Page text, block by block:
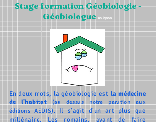
Stage formation Géobiologie -
Géobiologue Avignon
En deux mots, la géobiologie est la médecine
de l'habitat (au dessus notre parution aux
éditions AEDIS). Il s'agit d'un art plus que
millénaire. Les romains, avant de faire